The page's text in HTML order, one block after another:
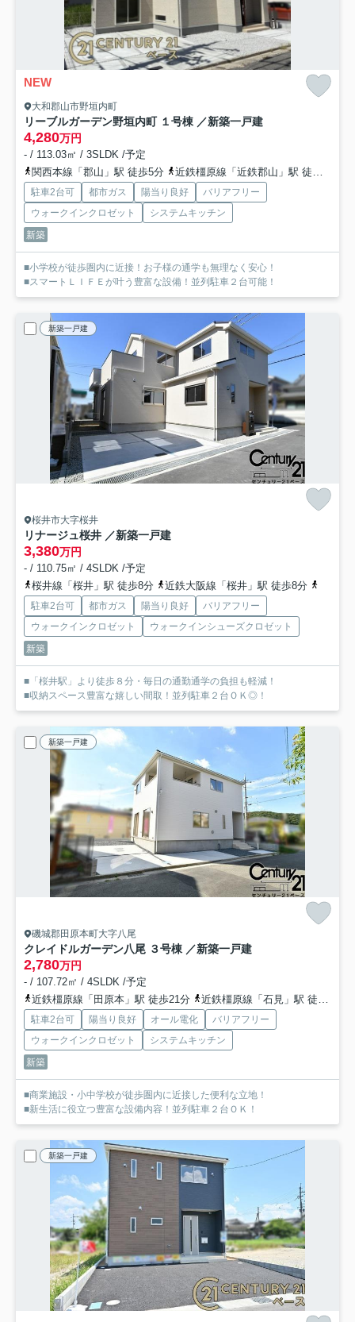
NEW
大和郡山市野垣内町
リーブルガーデン野垣内町 １号棟 ／新築一戸建
4,280万円
- / 113.03㎡ / 3SLDK /予定
関西本線「郡山」駅 徒歩5分
近鉄橿原線「近鉄郡山」駅 徒歩19分
駐車2台可 都市ガス 陽当り良好
バリアフリー
ウォークインクロゼット
システムキッチン
新築
■小学校が徒歩圏内に近接！お子様の通学も無理なく安心！
■スマートＬＩＦＥが叶う豊富な設備！並列駐車２台可能！
新築一戸建
桜井市大字桜井
リナージュ桜井 ／新築一戸建
3,380万円
- / 110.75㎡ / 4SLDK /予定
桜井線「桜井」駅 徒歩8分
近鉄大阪線「桜井」駅 徒歩8分
駐車2台可 都市ガス 陽当り良好
バリアフリー
ウォークインクロゼット
ウォークインシューズクロゼット
新築
■「桜井駅」より徒歩８分・毎日の通勤通学の負担も軽減！
■収納スペース豊富な嬉しい間取！並列駐車２台ＯＫ◎！
新築一戸建
磯城郡田原本町大字八尾
クレイドルガーデン八尾 ３号棟 ／新築一戸建
2,780万円
- / 107.72㎡ / 4SLDK /予定
近鉄橿原線「田原本」駅 徒歩21分
近鉄橿原線「石見」駅 徒歩17分
駐車2台可 陽当り良好 オール電化
バリアフリー
ウォークインクロゼット
システムキッチン
新築
■商業施設・小中学校が徒歩圏内に近接した便利な立地！
■新生活に役立つ豊富な設備内容！並列駐車２台ＯＫ！
新築一戸建